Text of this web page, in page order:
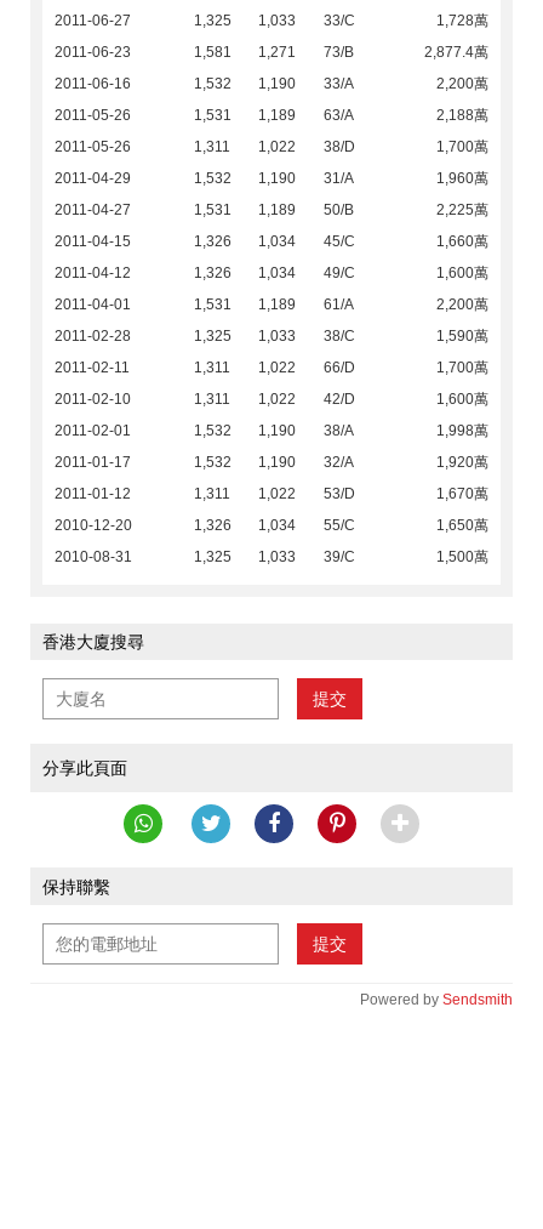
2011-06-27
1,325 1,033 33/C
1,728萬
2011-06-23
1,581 1,271 73/B
2,877.4萬
2011-06-16
1,532 1,190 33/A
2,200萬
2011-05-26
1,531 1,189 63/A
2,188萬
2011-05-26
1,311 1,022 38/D
1,700萬
2011-04-29
1,532 1,190 31/A
1,960萬
2011-04-27
1,531 1,189 50/B
2,225萬
2011-04-15
1,326 1,034 45/C
1,660萬
2011-04-12
1,326 1,034 49/C
1,600萬
2011-04-01
1,531 1,189 61/A
2,200萬
2011-02-28
1,325 1,033 38/C
1,590萬
2011-02-11
1,311 1,022 66/D
1,700萬
2011-02-10
1,311 1,022 42/D
1,600萬
2011-02-01
1,532 1,190 38/A
1,998萬
2011-01-17
1,532 1,190 32/A
1,920萬
2011-01-12
1,311 1,022 53/D
1,670萬
2010-12-20
1,326 1,034 55/C
1,650萬
2010-08-31
1,325 1,033 39/C 1,500萬
香港大廈搜尋
提交
分享此頁面
保持聯繫
提交
Powered by Sendsmith